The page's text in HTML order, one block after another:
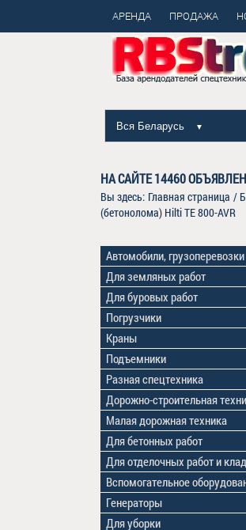
АРЕНДА ПРОДАЖА
Вся Беларусь ▼
НА САЙТЕ14460
Вы здесь: Главная страница /
(бетонолома) Hilti TE 800-AVR
Автомобили, грузоперевозки
Для земляных работ
Для буровых работ
Погрузчики
Краны
Подъемники
Разная спецтехника
Дорожно-строительная
Малая дорожная техника
Для бетонных работ
Для отделочных работ и
Вспомогательное
Генераторы
Для уборки